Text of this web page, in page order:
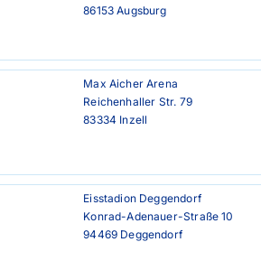
86153 Augsburg
Max Aicher Arena
Reichenhaller Str. 79
83334 Inzell
Eisstadion Deggendorf
Konrad-Adenauer-Straße 10
94469 Deggendorf